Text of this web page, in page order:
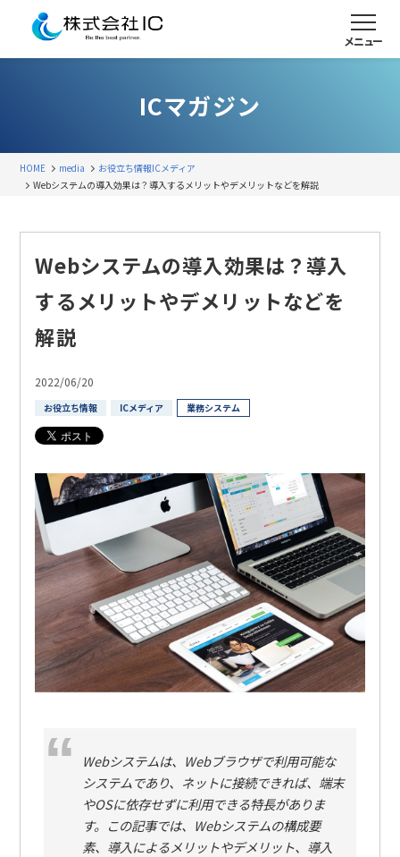
メニュー
ICマガジン
HOME media お役立ち情報ICメディア
Webシステムの導入効果は？導入するメリットやデメリットなどを解説
Webシステムの導入効果は？導入
するメリットやデメリットなどを
解説
2022/06/20
お役立ち情報 ICメディア 業務システム
Webシステムは、Webブラウザで利用可能な
システムであり、ネットに接続できれば、端末
やOSに依存せずに利用できる特長がありま
す。この記事では、Webシステムの構成要
素、導入によるメリットやデメリット、導入